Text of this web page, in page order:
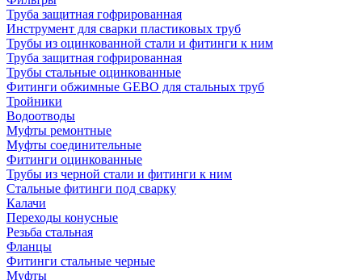
Труба защитная гофрированная
Инструмент для сварки пластиковых труб
Трубы из оцинкованной стали и фитинги к ним
Труба защитная гофрированная
Трубы стальные оцинкованные
Фитинги обжимные GEBO для стальных труб
Тройники
Водоотводы
Муфты ремонтные
Муфты соединительные
Фитинги оцинкованные
Трубы из черной стали и фитинги к ним
Стальные фитинги под сварку
Калачи
Переходы конусные
Резьба стальная
Фланцы
Фитинги стальные черные
Муфты